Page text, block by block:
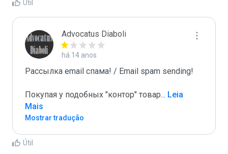
Útil
Advocatus Diaboli
há 14 anos
Рассылка email спама! / Email spam sending!
Покупая у подобных "контор" товар... Leia
Mais
Mostrar tradução
Útil